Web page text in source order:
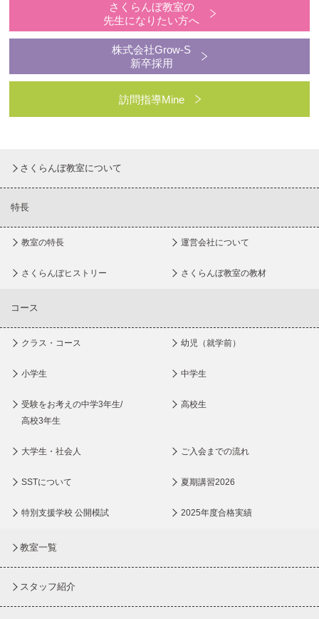
さくらんぼ教室の
先生になりたい方へ
株式会社Grow-S
新卒採用
訪問指導Mine
さくらんぼ教室について
特長
教室の特長 運営会社について
さくらんぼヒストリー さくらんぼ教室の教材
コース
クラス・コース 幼児（就学前）
小学生 中学生
受験をお考えの中学3年生/
高校3年生
高校生
大学生・社会人 ご入会までの流れ
SSTについて 夏期講習2026
特別支援学校 公開模試 2025年度合格実績
教室一覧
スタッフ紹介